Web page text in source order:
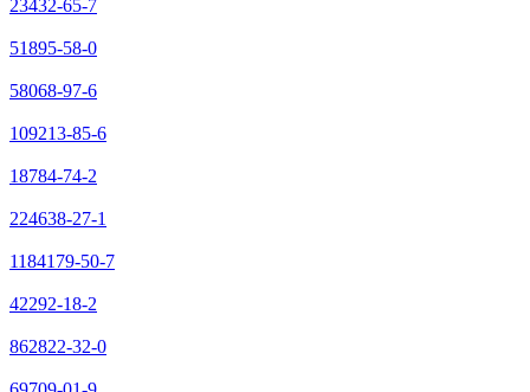
23432-65-7
51895-58-0
58068-97-6
109213-85-6
18784-74-2
224638-27-1
1184179-50-7
42292-18-2
862822-32-0